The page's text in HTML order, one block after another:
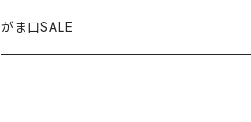
ブックマーカー
通帳ケース
ペンダント
アジャスター
がま口SALE